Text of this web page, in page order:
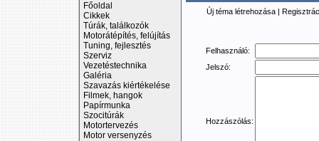
Főoldal
Cikkek
Túrák, találkozók
Motorátépítés, felújítás
Tuning, fejlesztés
Szerviz
Vezetéstechnika
Galéria
Szavazás kiértékelése
Filmek, hangok
Papírmunka
Szocitúrák
Motortervezés
Motor versenyzés
Új téma létrehozása |
Felhasználó:
Jelszó:
Hozzászólás: